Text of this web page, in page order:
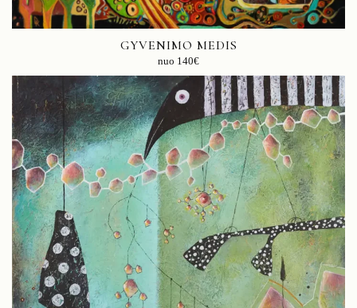
GYVENIMO MEDIS
nuo 140€